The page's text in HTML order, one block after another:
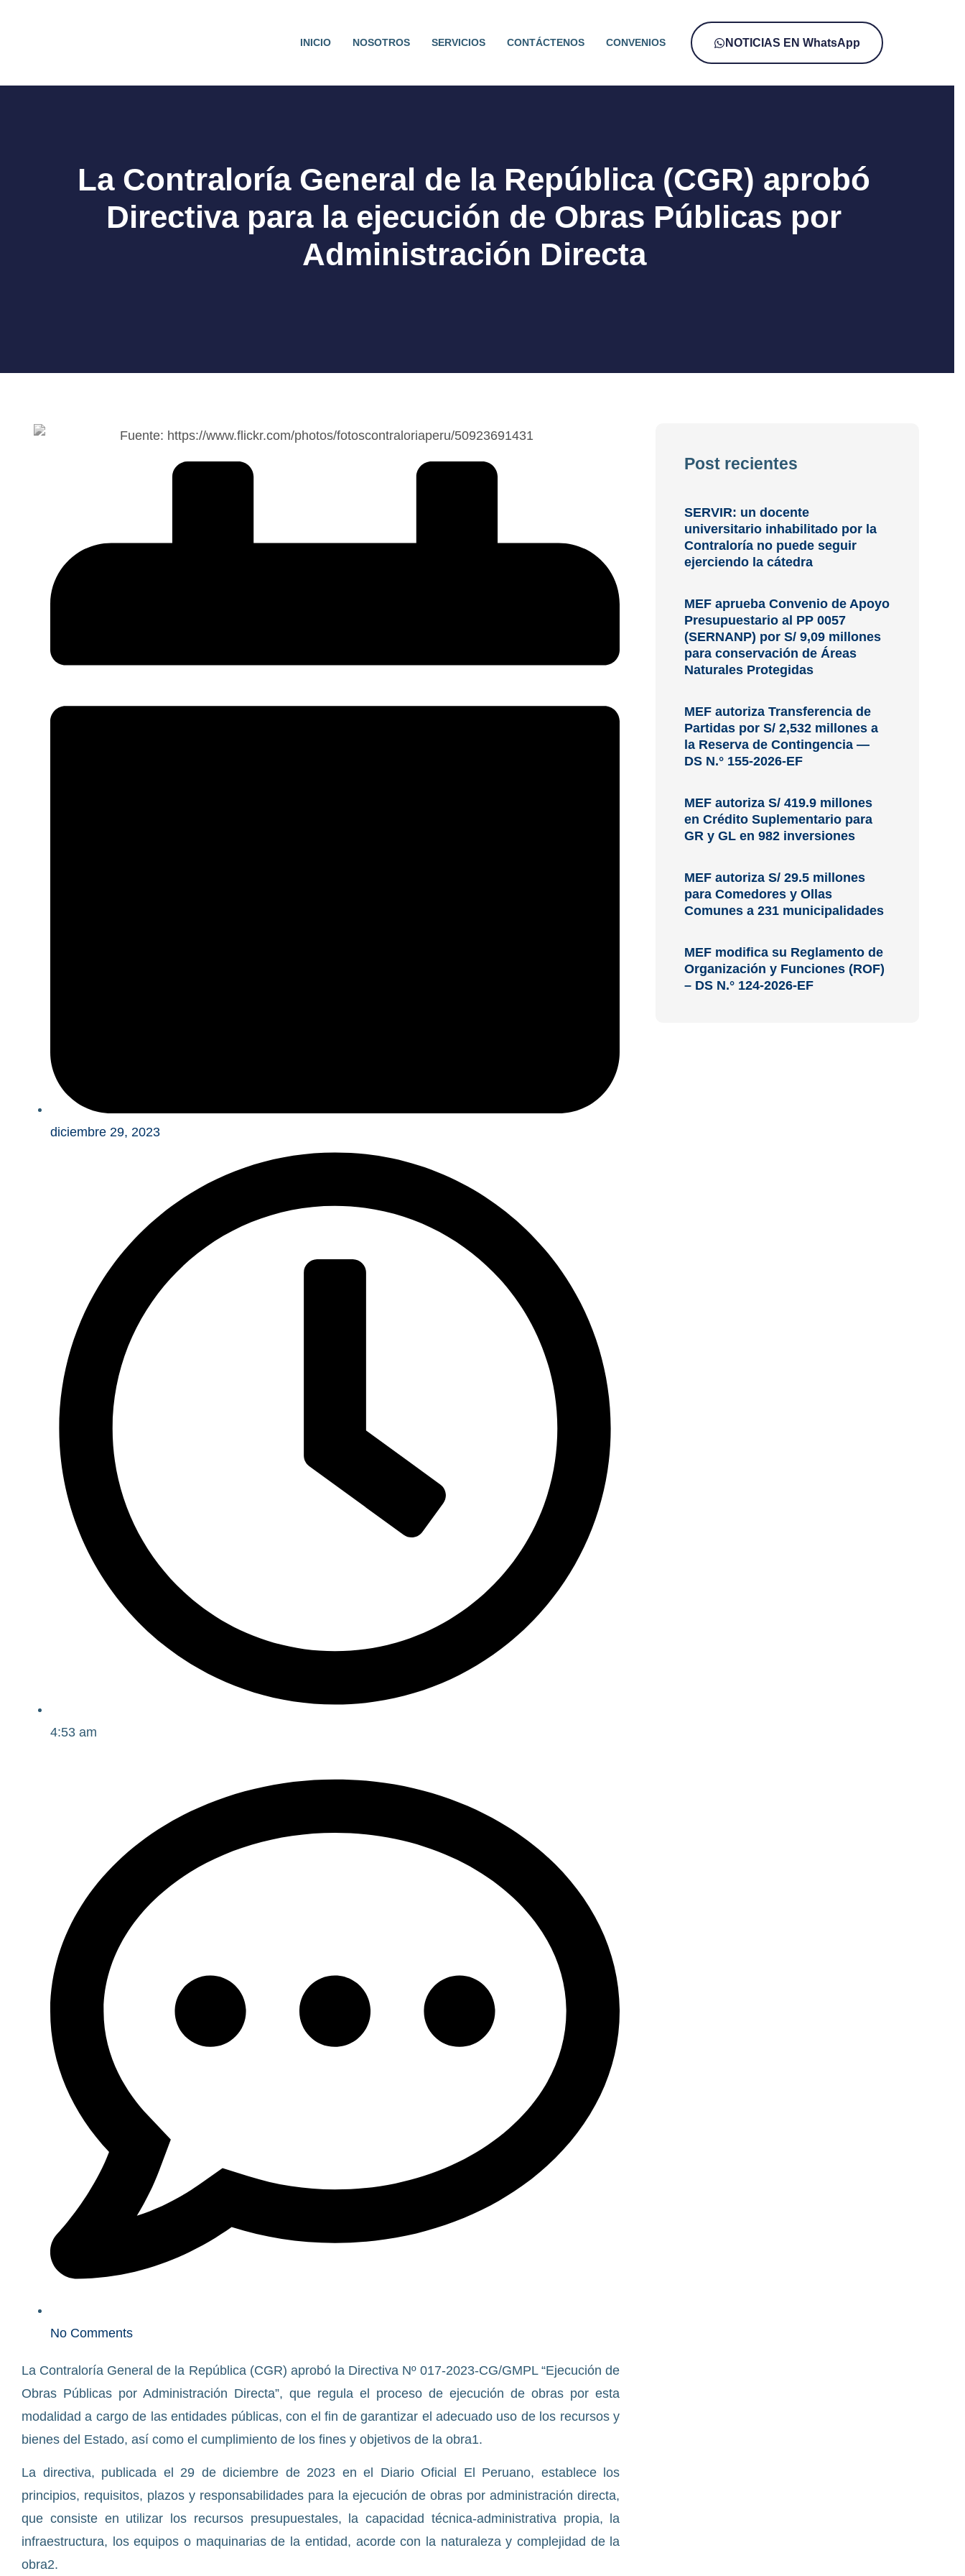
INICIO NOSOTROS SERVICIOS CONTÁCTENOS CONVENIOS NOTICIAS EN WhatsApp
La Contraloría General de la República (CGR) aprobó
Directiva para la ejecución de Obras Públicas por
Administración Directa
diciembre 29, 2023
4:53 am
No Comments
La Contraloría General de la República (CGR) aprobó la Directiva Nº 017-2023-CG/GMPL “Ejecución de
Obras Públicas por Administración Directa”, que regula el proceso de ejecución de obras por esta
modalidad a cargo de las entidades públicas, con el fin de garantizar el adecuado uso de los recursos y
bienes del Estado, así como el cumplimiento de los fines y objetivos de la obra1.
La directiva, publicada el 29 de diciembre de 2023 en el Diario Oficial El Peruano, establece los
principios, requisitos, plazos y responsabilidades para la ejecución de obras por administración directa,
que consiste en utilizar los recursos presupuestales, la capacidad técnica-administrativa propia, la
infraestructura, los equipos o maquinarias de la entidad, acorde con la naturaleza y complejidad de la
obra2.
Post recientes
SERVIR: un docente
universitario inhabilitado por la
Contraloría no puede seguir
ejerciendo la cátedra
MEF aprueba Convenio de Apoyo
Presupuestario al PP 0057
(SERNANP) por S/ 9,09 millones
para conservación de Áreas
Naturales Protegidas
MEF autoriza Transferencia de
Partidas por S/ 2,532 millones a
la Reserva de Contingencia —
DS N.° 155-2026-EF
MEF autoriza S/ 419.9 millones
en Crédito Suplementario para
GR y GL en 982 inversiones
MEF autoriza S/ 29.5 millones
para Comedores y Ollas
Comunes a 231 municipalidades
MEF modifica su Reglamento de
Organización y Funciones (ROF)
– DS N.° 124-2026-EF